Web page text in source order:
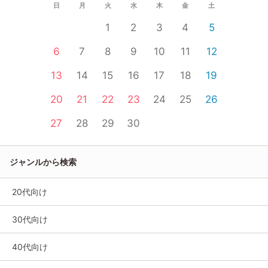
日 月 火 水 木 金 土
1 2 3 4
5
6
7 8 9 10 11
12
13
14 15 16 17 18
19
20
21 22 23 24 25
26
27
28 29 30
ジャンルから検索
20代向け
30代向け
40代向け